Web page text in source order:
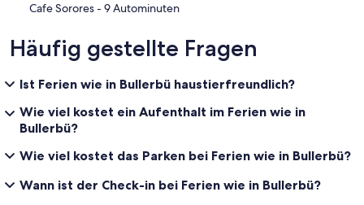
‪Cafe Sorores - ‬9 Autominuten
Häufig gestellte Fragen
Ist Ferien wie in Bullerbü haustierfreundlich?
Wie viel kostet ein Aufenthalt im Ferien wie in
Bullerbü?
Wie viel kostet das Parken bei Ferien wie in Bullerbü?
Wann ist der Check-in bei Ferien wie in Bullerbü?